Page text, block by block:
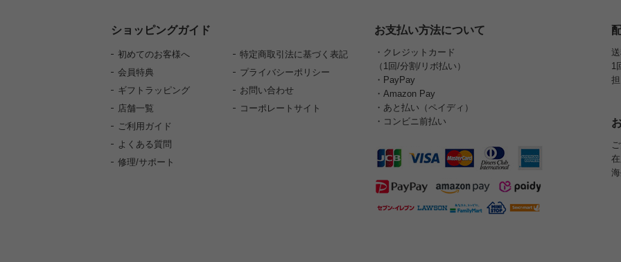
ショッピングガイド
初めてのお客様へ
会員特典
ギフトラッピング
店舗一覧
ご利用ガイド
よくある質問
修理/サポート
特定商取引法に基づく表記
プライバシーポリシー
お問い合わせ
コーポレートサイト
お支払い方法について
・クレジットカード
（1回/分割/リボ払い）
・PayPay
・Amazon Pay
・あと払い（ペイディ）
・コンビニ前払い
1